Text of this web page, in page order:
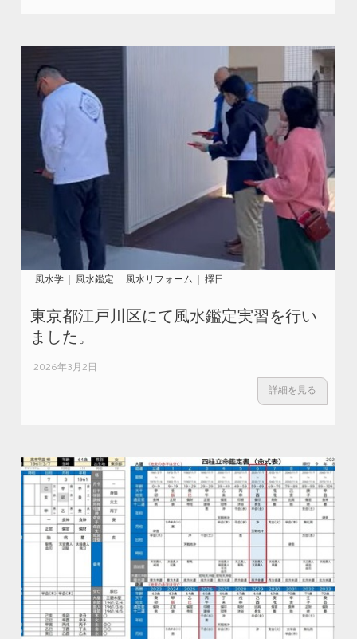
風水学 風水鑑定 風水リフォーム 擇日
東京都江戸川区にて風水鑑定実習を行い
ました。
2026年3月2日
詳細を見る